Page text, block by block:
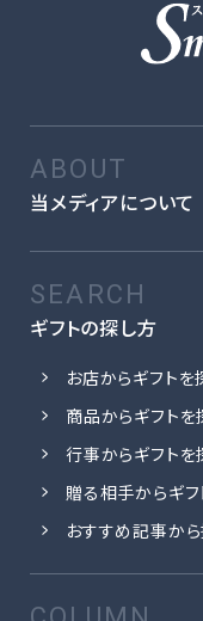
当メディアについて
ギフトの探し方
お店からギフトを
商品からギフトを
行事からギフトを
贈る相手からギフ
おすすめ記事か